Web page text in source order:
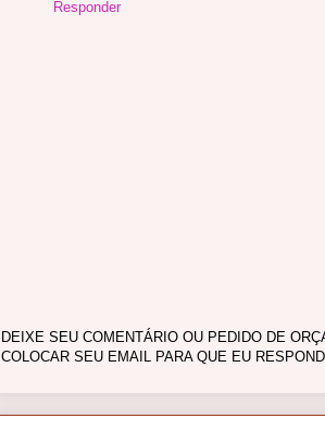
Responder
DEIXE SEU COMENTÁRIO OU PEDIDO DE
COLOCAR SEU EMAIL PARA QUE EU